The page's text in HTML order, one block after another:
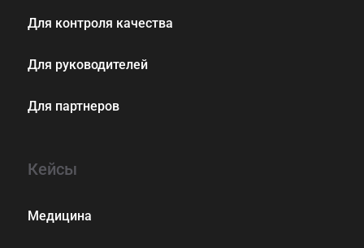
Для контроля качества
Для руководителей
Для партнеров
Кейсы
Медицина